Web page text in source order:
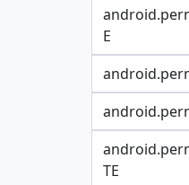
E
TE